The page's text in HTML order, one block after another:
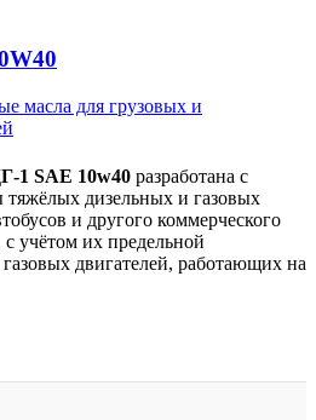
масла для грузовых и
1 SAE 10w40 разработана с
дизельных и газовых
и другого коммерческого
учётом их предельной
двигателей, работающих на